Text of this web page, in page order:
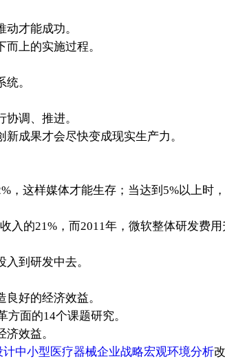
才能成功。
上的实施过程。
。
调、推进。
成果才会尽快变成现实生产力。
这样媒体才能生存；当达到5%以上时，
入的21%，而2011年，微软整体研发费
到研发中去。
好的经济效益。
面的14个课题研究。
效益。
中小型医疗器械企业战略宏观环境分析